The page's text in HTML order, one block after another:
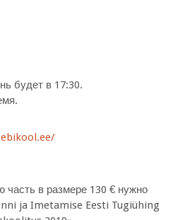
будет в 17:30.
в размере 130 € нужно
ja Imetamise Eesti Tugiühing